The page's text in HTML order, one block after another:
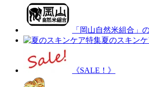
「岡山自然米組合」
夏のスキン
《SALE！》